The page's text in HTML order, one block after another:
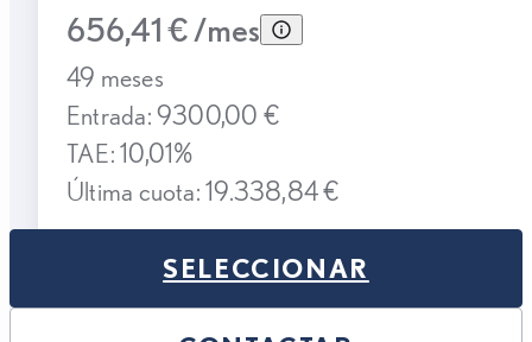
656,41 € /mes
49 meses
Entrada: 9300,00 €
TAE: 10,01%
Última cuota: 19.338,84 €
SELECCIONAR